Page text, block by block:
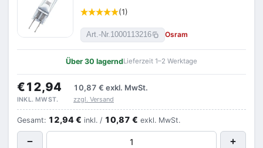
(1)
Art.-Nr.1000113216 Osram
Über 30 lagerndLieferzeit 1–2 Werktage
€12,94 10,87 € exkl. MwSt.
INKL. MWST. zzgl. Versand
Gesamt: 12,94 € inkl. / 10,87 € exkl. MwSt.
− +